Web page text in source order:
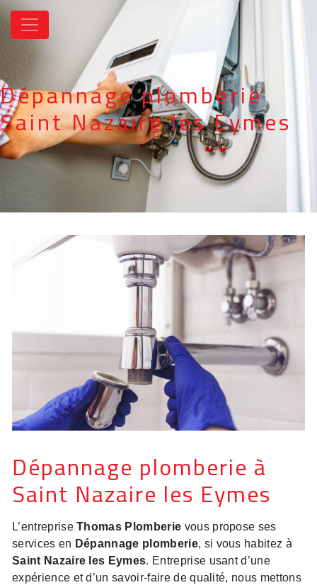
Panneau de gestion des cookies
Dépannage plomberie
Saint Nazaire les Eymes
Dépannage plomberie à
Saint Nazaire les Eymes
L’entrepriseThomas Plomberie vous propose ses
services en Dépannage plomberie, si vous habitez à
Saint Nazaire les Eymes. Entreprise usant d’une
expérience et d’un savoir-faire de qualité, nous mettons